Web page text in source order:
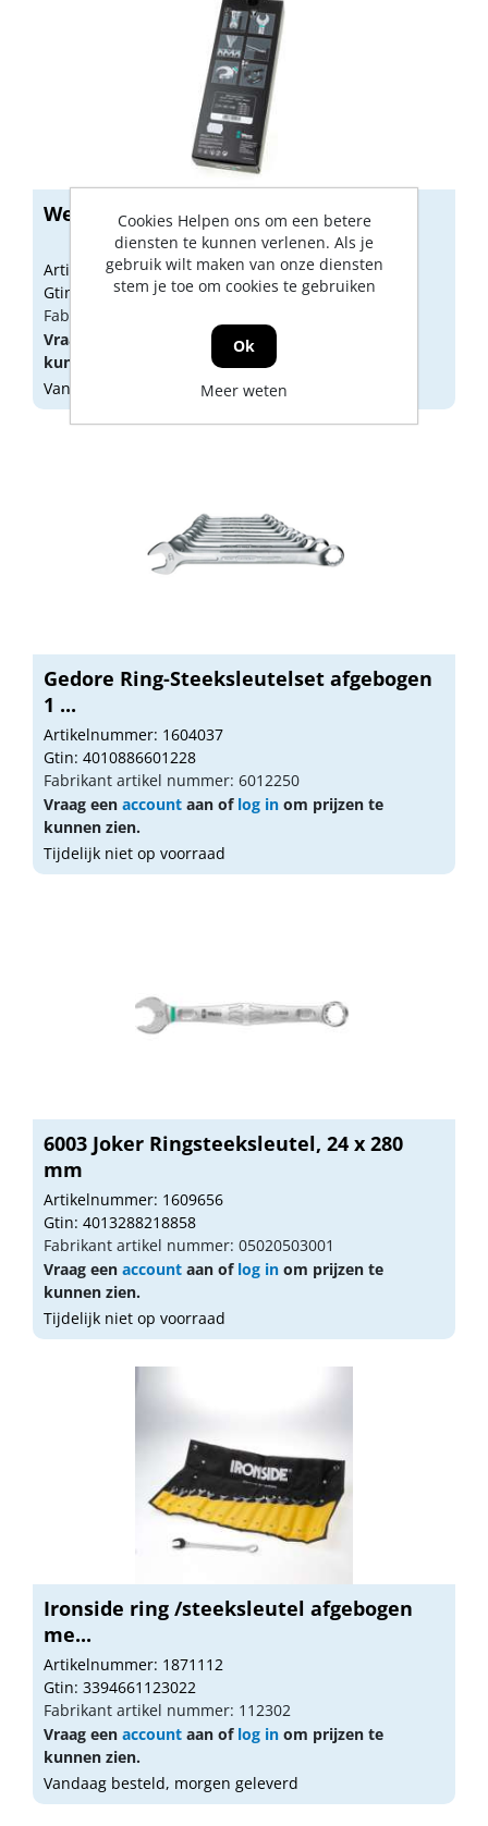
Wera ringsteeksleutelset Joker 6003
Artikelnummer: 1609462
Gtin: 4013288214171
Fabrikant artikel nummer: 5020230001
Vraag een
aan oflog in
kunnen zien.
Vandaag besteld, morgen geleverd
Gedore Ring-Steeksleutelset afgebogen
1 ...
Artikelnummer: 1604037
Gtin: 4010886601228
Fabrikant artikel nummer: 6012250
Vraag een account aan of log in om prijzen te
kunnen zien.
Tijdelijk niet op voorraad
6003 Joker Ringsteeksleutel, 24 x 280
mm
Artikelnummer: 1609656
Gtin: 4013288218858
Fabrikant artikel nummer: 05020503001
Vraag een account aan of log in om prijzen te
kunnen zien.
Tijdelijk niet op voorraad
Ironside ring /steeksleutel afgebogen
me...
Artikelnummer: 1871112
Gtin: 3394661123022
Fabrikant artikel nummer: 112302
Vraag een account aan of log in om prijzen te
kunnen zien.
Vandaag besteld, morgen geleverd
Cookies Helpen ons om een betere
diensten te kunnen verlenen. Als je
gebruik wilt maken van onze diensten
stem je toe om cookies te gebruiken
Ok
Meer weten